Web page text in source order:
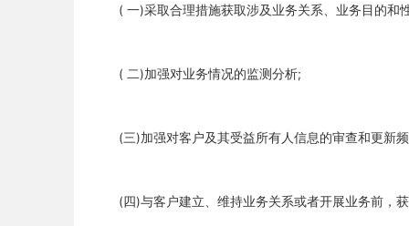
( 一)采取合理措施获取涉及业务关系、业务目的和
( 二)加强对业务情况的监测分析;
(三)加强对客户及其受益所有人信息的审查和更新
(四)与客户建立、维持业务关系或者开展业务前，